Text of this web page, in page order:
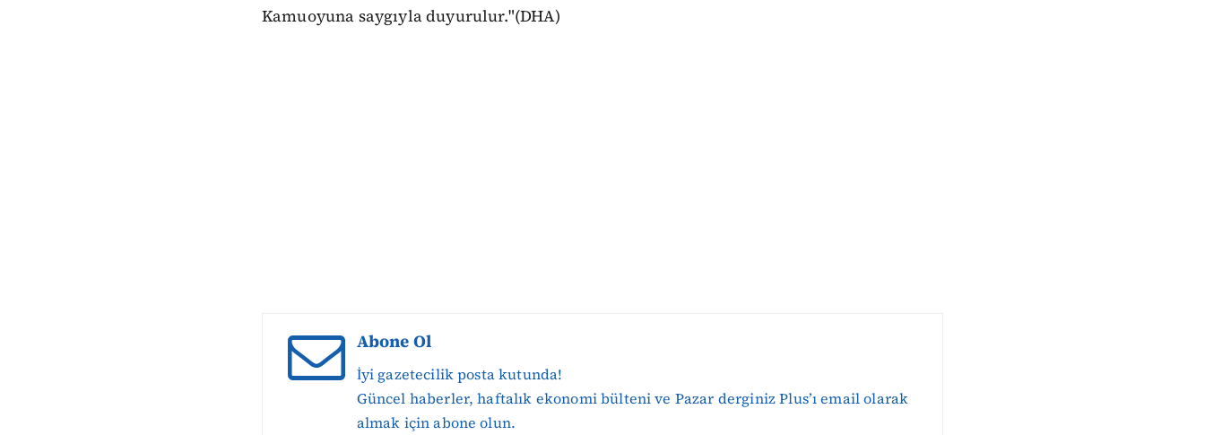
Kamuoyuna saygıyla duyurulur."(DHA)
Abone Ol
İyi gazetecilik posta kutunda!
Güncel haberler, haftalık ekonomi bülteni ve Pazar derginiz Plus’ı email olarak
almak için abone olun.